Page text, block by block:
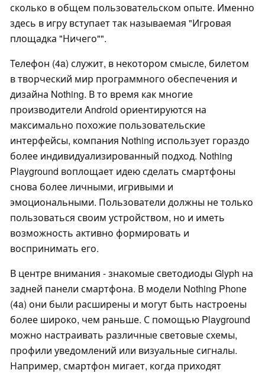
сколько в общем пользовательском опыте. Именно
здесь в игру вступает так называемая "Игровая
площадка "Ничего"".
Телефон (4a) служит, в некотором смысле, билетом
в творческий мир программного обеспечения и
дизайна Nothing. В то время как многие
производители Android ориентируются на
максимально похожие пользовательские
интерфейсы, компания Nothing использует гораздо
более индивидуализированный подход. Nothing
Playground воплощает идею сделать смартфоны
снова более личными, игривыми и
эмоциональными. Пользователи должны не только
пользоваться своим устройством, но и иметь
возможность активно формировать и
воспринимать его.
В центре внимания - знакомые светодиоды Glyph на
задней панели смартфона. В модели Nothing Phone
(4a) они были расширены и могут быть настроены
более широко, чем раньше. С помощью Playground
можно настраивать различные световые схемы,
профили уведомлений или визуальные сигналы.
Например, смартфон мигает, когда приходят